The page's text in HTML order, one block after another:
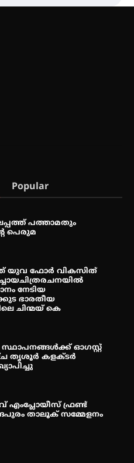
ആഗസ്റ്റ് 8, 9
ശക്തമായ
–
19.3 മില്ലിമീറ്റർ
Popular
പത്താമതും
പെരുമ
യുവ ഫോർ വികസിത്
നേടിയ
ഭാരതീയ
ചിന്മയ് കെ
സ്ഥാപനങ്ങള്‍ക്ക് ഓഗസ്റ്റ്
തൃശൂർ കളക്ടർ
എംപ്ലോയീസ് ഫ്രണ്ട്
താലൂക് സമ്മേളനം